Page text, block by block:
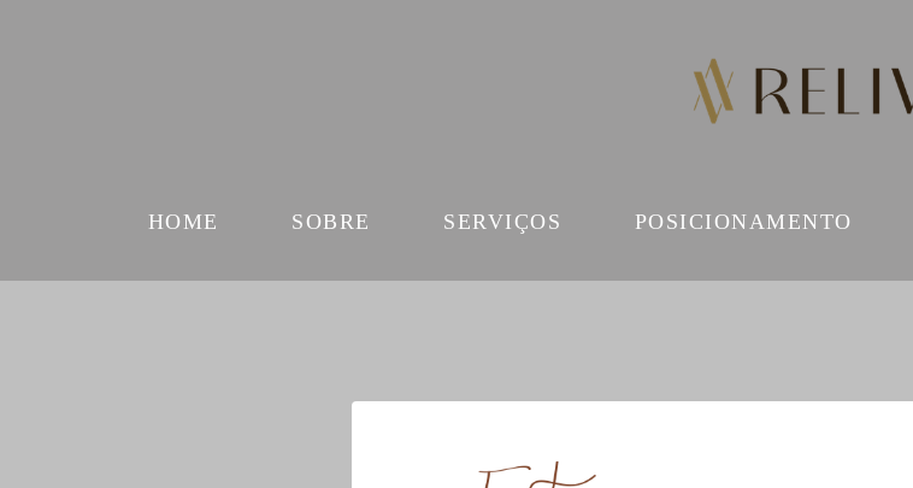
HOME SOBRE SERVIÇOS POSICIONAMENTO